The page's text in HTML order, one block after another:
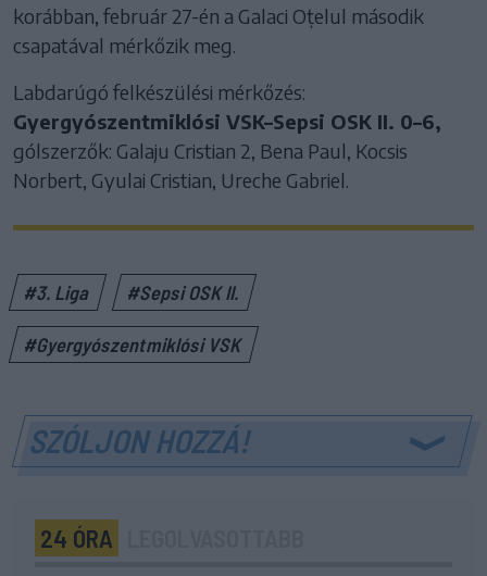
korábban, február 27-én a Galaci Oțelul második
csapatával mérkőzik meg.
Labdarúgó felkészülési mérkőzés:
Gyergyószentmiklósi VSK–Sepsi OSK II. 0–6,
gólszerzők: Galaju Cristian 2, Bena Paul, Kocsis
Norbert, Gyulai Cristian, Ureche Gabriel.
#3. Liga #Sepsi OSK II.
#Gyergyószentmiklósi VSK
SZÓLJON HOZZÁ!
24 ÓRA